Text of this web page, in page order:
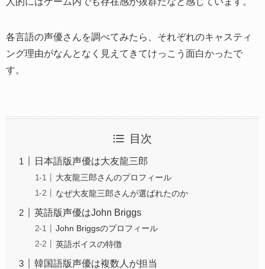
各言語の声優さんを調べてみたら、それぞれのキャスティ
ング理由がなんとなく見えてきてけっこう面白かったで
す。
目次
日本語版声優は大友龍三郎
大友龍三郎さんのプロフィール
なぜ大友龍三郎さんが選ばれたのか
英語版声優はJohn Briggs
John Briggsのプロフィール
英語ボイスの特徴
韓国語版声優は複数人が担当